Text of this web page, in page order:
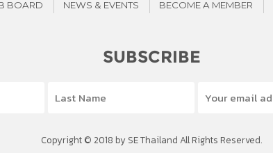
BOARD NEWS & EVENTS BECOME A MEMBER
SUBSCRIBE
Copyright © 2018 by SE Thailand All Rights Reserved.